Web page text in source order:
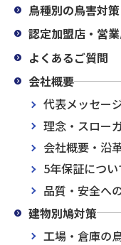
鳥種別の鳥害対策
認定加盟店・営
よくあるご質問
会社概要
代表メッセー
理念・スロー
会社概要・沿
5年保証につい
品質・安全へ
建物別鳩対策
工場・倉庫の